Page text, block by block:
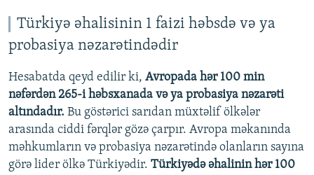
Türkiyə əhalisinin 1 faizi həbsdə və ya
probasiya nəzarətindədir
Hesabatda qeyd edilir ki, Avropada hər 100 min
nəfərdən 265-i həbsxanada və ya probasiya nəzarəti
altındadır. Bu göstərici sarıdan müxtəlif ölkələr
arasında ciddi fərqlər gözə çarpır. Avropa məkanında
məhkumların və probasiya nəzarətində olanların sayına
görə lider ölkə Türkiyədir. Türkiyədə əhalinin hər 100